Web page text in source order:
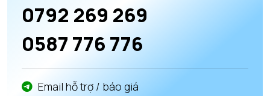
0792 269 269
0587 776 776
Email hỗ trợ / báo giá